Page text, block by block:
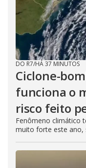
DO R7/HÁ 37 MINUTOS
Ciclone-
funciona o
risco feito
Fenômeno climático
muito forte este ano,